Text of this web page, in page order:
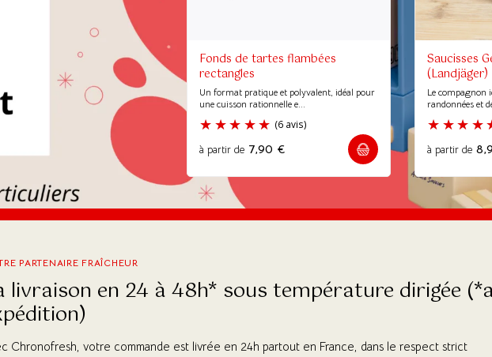
Fonds de tartes flambées
rectangles
Un format pratique et polyvalent, idéal pour
une cuisson rationnelle e...
(6 avis)
à partir de 7,90 €
Saucisses
(Landjäger)
Le compagnon
randonnées et
à partir de
PARTENAIRE FRAÎCHEUR
livraison en 24 à 48h* sous température dirigée
Chronofresh, votre commande est livrée en 24h partout en France, dans le respect strict